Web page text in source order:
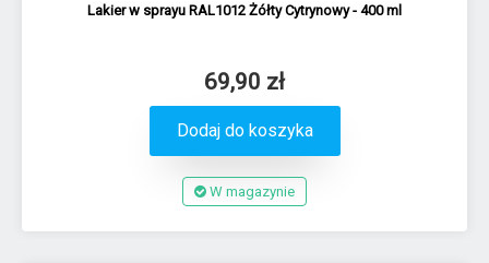
Lakier w sprayu RAL1012 Żółty Cytrynowy - 400 ml
69,90 zł
Dodaj do koszyka
W magazynie